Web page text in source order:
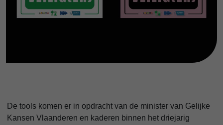
De tools komen er in opdracht van de minister van Gelijke
Kansen Vlaanderen en kaderen binnen het driejarig